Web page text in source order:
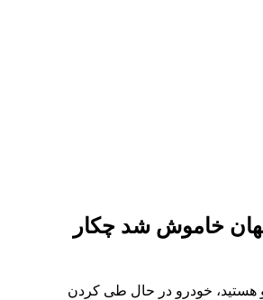
خاموش شد چکار
هستید، خودرو در حال طی کردن